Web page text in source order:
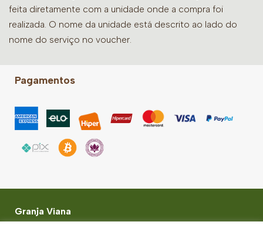
feita diretamente com a unidade onde a compra foi
realizada. O nome da unidade está descrito ao lado do
nome do serviço no voucher.
Pagamentos
Granja Viana